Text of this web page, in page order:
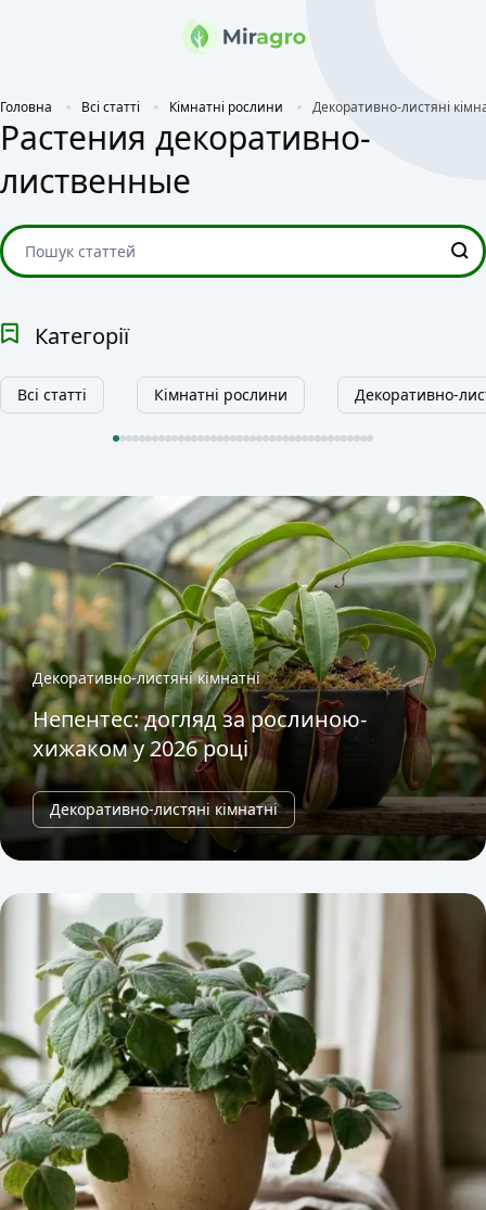
Головна Всі статті Кімнатні рослини Декоративно-листяні
Растения декоративно-
лиственные
Категорії
Всі статті Кімнатні рослини Декоративно-
Декоративно-листяні кімнатні
Непентес: догляд за рослиною-
хижаком у 2026 році
Декоративно-листяні кімнатні